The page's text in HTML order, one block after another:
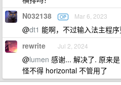
N032138 OP Mar 6, 2023
@dt1 能啊，不过输入法主程
rewrite Jul 2, 2024
@lumen 感谢... 解决了. 原来
怪不得 horizontal 不管用了